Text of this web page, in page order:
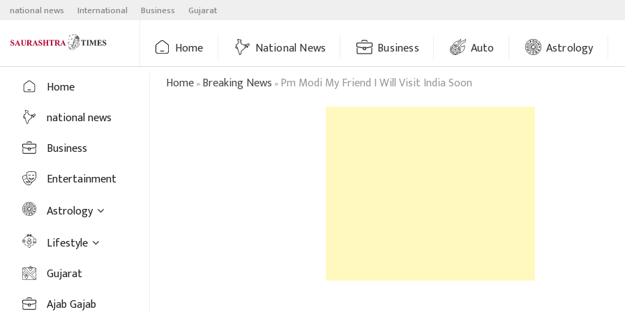
Skip
content
national news International Business Gujarat
Home National News Business Auto Astrology
Home
national news
Business
Entertainment
Astrology
Lifestyle
Gujarat
Ajab Gajab
Home»Breaking News »Pm Modi My Friend I Will Visit India Soon